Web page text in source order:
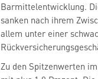
Barmittelentwicklung.
sanken nach ihrem
allem unter einer
Zu den Spitzenwerten